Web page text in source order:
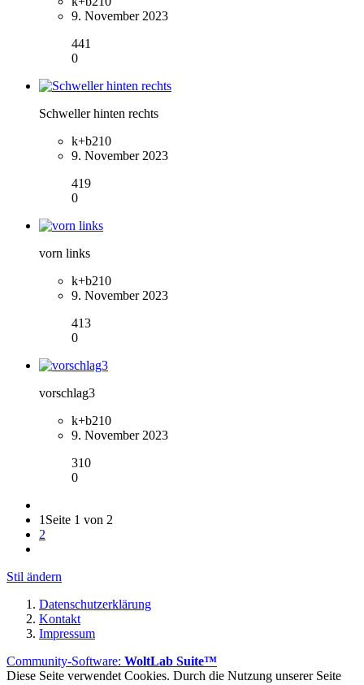
9. November 2023
441
0
Schweller hinten rechts
k+b210
9. November 2023
419
0
vorn links
k+b210
9. November 2023
413
0
vorschlag3
k+b210
9. November 2023
310
0
1 Seite 1 von 2
2
Stil ändern
Datenschutzerklärung
Kontakt
Impressum
Community-Software: WoltLab Suite™
Diese Seite verwendet Cookies. Durch die Nutzung unserer Seite